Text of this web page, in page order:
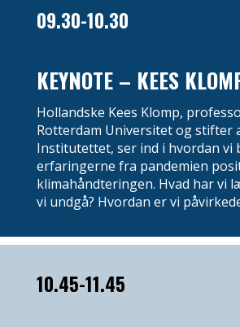
09.30-10.30
KEYNOTE – KEES
Hollandske Kees Klomp,
Rotterdam Universitet og stifter
Institutettet, ser ind i hvordan vi
erfaringerne fra pandemien
klimahåndteringen. Hvad har vi
vi undgå? Hvordan er vi
10.45-11.45